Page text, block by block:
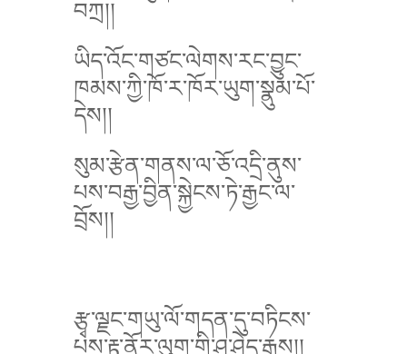
བཀྲ།།
ཡིད་འོང་གཙང་ལེགས་རང་བྱུང་
ཁམས་ཀྱི་ཁོ་ར་ཁོར་ཡུག་སྣུམ་པོ་
དེས།།
སུམ་རྩེན་གནས་ལ་ཅོ་འདྲི་ནུས་
པས་བརྒྱ་བྱིན་སྐྱེངས་ཏེ་རྒྱང་ལ་
བྲོས།།
རྩྭ་ལྗང་གཡུ་ལོ་གདན་དུ་བཏིངས་
པས་རྟ་ནོར་ལུག་གི་ཤ་ཤེད་རྒྱས།།